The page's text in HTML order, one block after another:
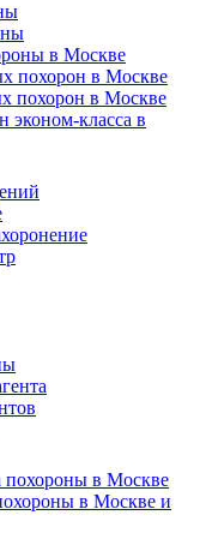
в Москве
похорон в Москве
похорон в Москве
эконом-класса в
похороны в Москве
в Москве и